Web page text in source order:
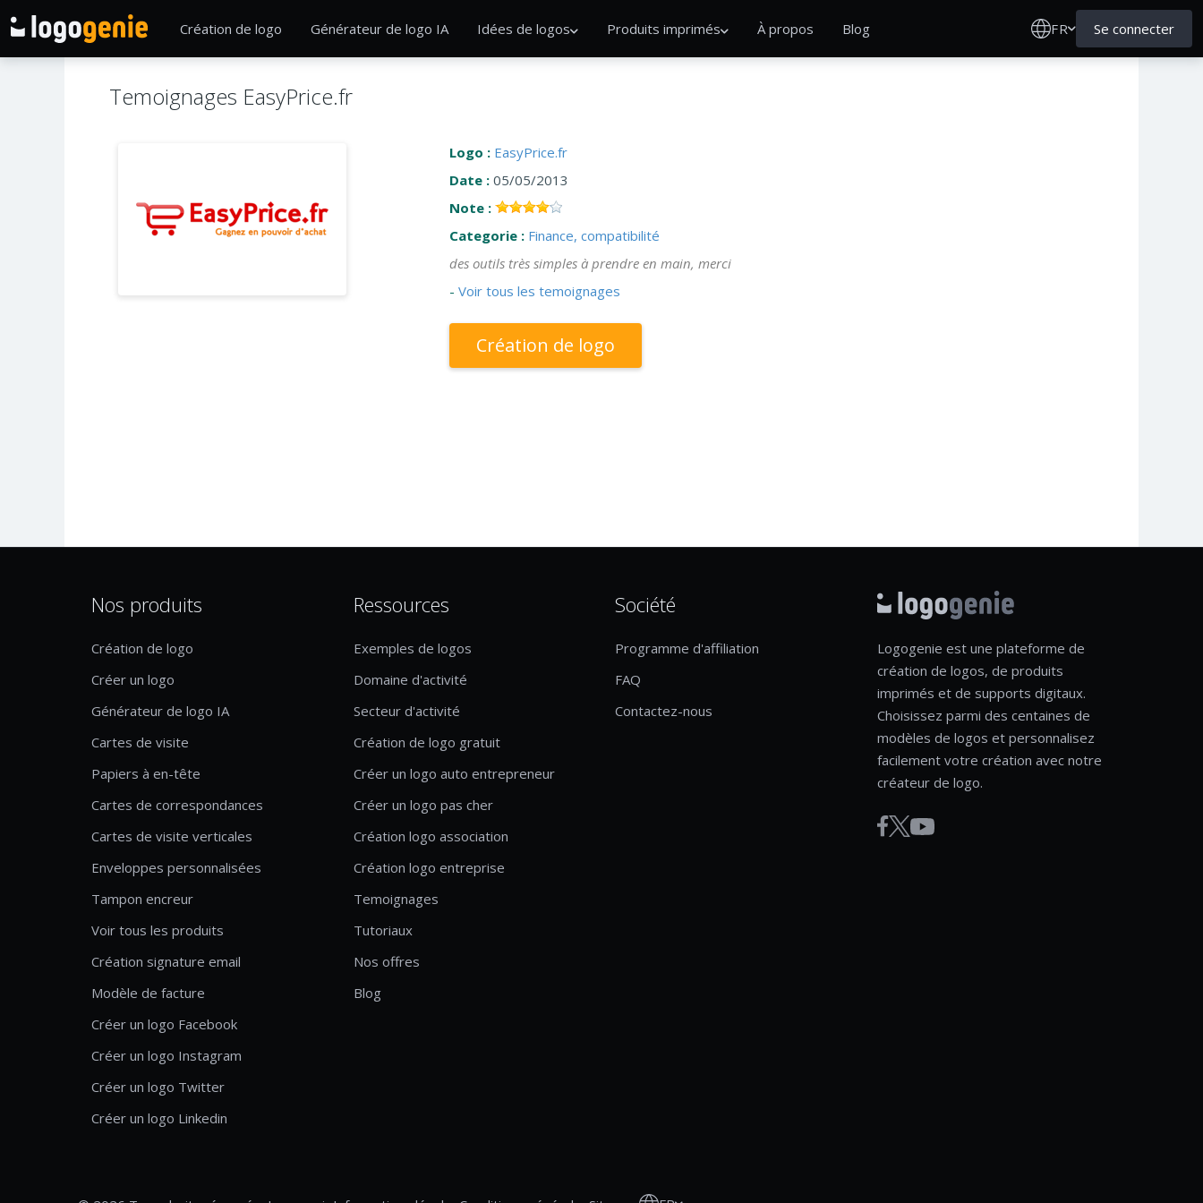
Création de logo Générateur de logo IA Idées de logos Produits imprimés À propos Blog FR Se connecter
Temoignages EasyPrice.fr
Logo : EasyPrice.fr
Date : 05/05/2013
Note :
Categorie : Finance, compatibilité
des outils très simples à prendre en main, merci
- Voir tous les temoignages
Création de logo
Nos produits
Création de logo
Créer un logo
Générateur de logo IA
Cartes de visite
Papiers à en-tête
Cartes de correspondances
Cartes de visite verticales
Enveloppes personnalisées
Tampon encreur
Voir tous les produits
Création signature email
Modèle de facture
Créer un logo Facebook
Créer un logo Instagram
Créer un logo Twitter
Créer un logo Linkedin
Ressources
Exemples de logos
Domaine d'activité
Secteur d'activité
Création de logo gratuit
Créer un logo auto entrepreneur
Créer un logo pas cher
Création logo association
Création logo entreprise
Temoignages
Tutoriaux
Nos offres
Blog
Société
Programme d'affiliation
FAQ
Contactez-nous
Logogenie est une plateforme de
création de logos, de produits
imprimés et de supports digitaux.
Choisissez parmi des centaines de
modèles de logos et personnalisez
facilement votre création avec notre
créateur de logo.